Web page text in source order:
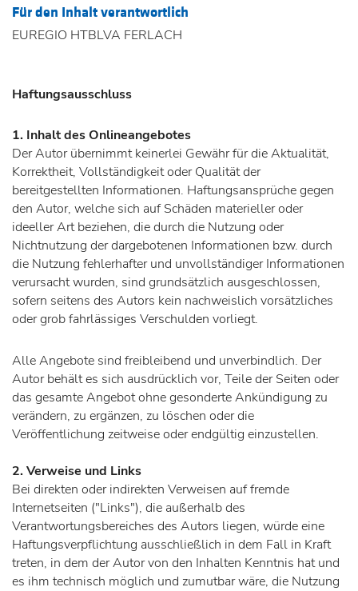
Für den Inhalt verantwortlich
EUREGIO HTBLVA FERLACH
Haftungsausschluss
1. Inhalt des Onlineangebotes
Der Autor übernimmt keinerlei Gewähr für die Aktualität,
Korrektheit, Vollständigkeit oder Qualität der
bereitgestellten Informationen. Haftungsansprüche gegen
den Autor, welche sich auf Schäden materieller oder
ideeller Art beziehen, die durch die Nutzung oder
Nichtnutzung der dargebotenen Informationen bzw. durch
die Nutzung fehlerhafter und unvollständiger Informationen
verursacht wurden, sind grundsätzlich ausgeschlossen,
sofern seitens des Autors kein nachweislich vorsätzliches
oder grob fahrlässiges Verschulden vorliegt.
Alle Angebote sind freibleibend und unverbindlich. Der
Autor behält es sich ausdrücklich vor, Teile der Seiten oder
das gesamte Angebot ohne gesonderte Ankündigung zu
verändern, zu ergänzen, zu löschen oder die
Veröffentlichung zeitweise oder endgültig einzustellen.
2. Verweise und Links
Bei direkten oder indirekten Verweisen auf fremde
Internetseiten ("Links"), die außerhalb des
Verantwortungsbereiches des Autors liegen, würde eine
Haftungsverpflichtung ausschließlich in dem Fall in Kraft
treten, in dem der Autor von den Inhalten Kenntnis hat und
es ihm technisch möglich und zumutbar wäre, die Nutzung